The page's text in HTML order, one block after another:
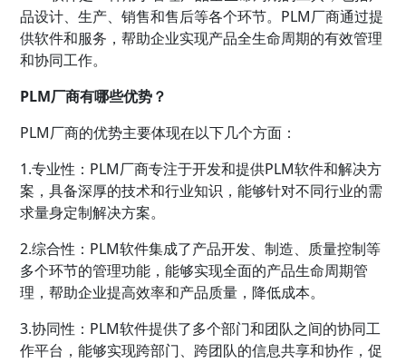
品设计、生产、销售和售后等各个环节。PLM厂商通过提
供软件和服务，帮助企业实现产品全生命周期的有效管理
和协同工作。
PLM厂商有哪些优势？
PLM厂商的优势主要体现在以下几个方面：
1.专业性：PLM厂商专注于开发和提供PLM软件和解决方
案，具备深厚的技术和行业知识，能够针对不同行业的需
求量身定制解决方案。
2.综合性：PLM软件集成了产品开发、制造、质量控制等
多个环节的管理功能，能够实现全面的产品生命周期管
理，帮助企业提高效率和产品质量，降低成本。
3.协同性：PLM软件提供了多个部门和团队之间的协同工
作平台，能够实现跨部门、跨团队的信息共享和协作，促